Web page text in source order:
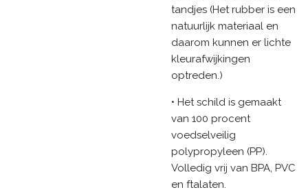
tandjes (Het rubber is een
natuurlijk materiaal en
daarom kunnen er lichte
kleurafwijkingen
optreden.)
• Het schild is gemaakt
van 100 procent
voedselveilig
polypropyleen (PP).
Volledig vrij van BPA, PVC
en ftalaten.